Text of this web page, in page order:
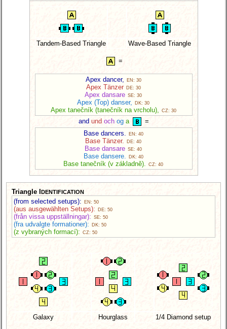
Tandem-Based Triangle Wave-Based Triangle
=
Apex dancer, EN: 30
Apex Tänzer DE: 30
Apex dansare SE: 30
Apex (Top) danser, DK: 30
Apex tanečník (tanečník na vrcholu), CZ: 30
and und och og a
=
Base dancers.
EN: 40
Base Tänzer. DE: 40
Base dansare SE: 40
Base dansere. DK: 40
Base tanečník (v základně). CZ: 40
Triangle I DENTIFICATION
(from selected setups): EN: 50
(aus ausgewählten Setups): DE: 50
(från vissa uppställningar): SE: 50
(fra udvalgte formationer): DK: 50
(z vybraných formací): CZ: 50
Galaxy Hourglass 1/4 Diamond setup